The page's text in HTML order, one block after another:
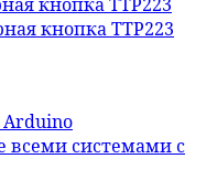
кнопка TTP223
Arduino
всеми системами с